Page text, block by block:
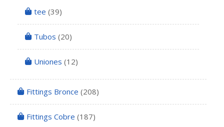
tee (39)
Tubos (20)
Uniones (12)
Fittings Bronce (208)
Fittings Cobre (187)